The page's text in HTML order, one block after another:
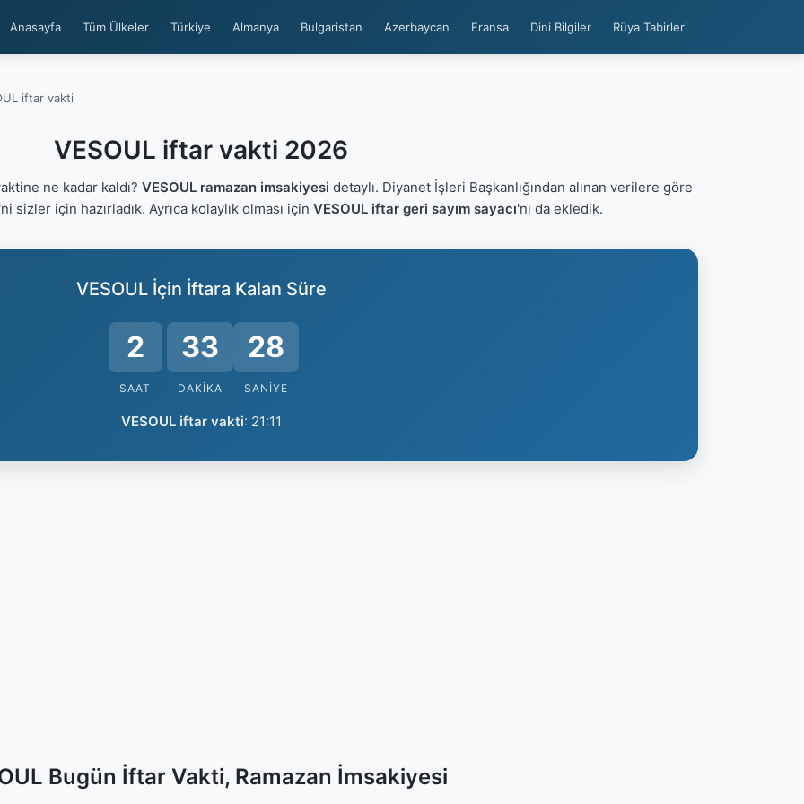
Anasayfa Tüm Ülkeler Türkiye Almanya Bulgaristan Azerbaycan Fransa Dini Bilgiler Rüya Tabirleri
iftar vakti
VESOUL iftar vakti 2026
ne kadar kaldı? VESOUL ramazan imsakiyesi detaylı. Diyanet İşleri Başkanlığından alınan verilere göre
sizler için hazırladık. Ayrıca kolaylık olması için VESOUL iftar geri sayım sayacı'nı da ekledik.
VESOUL İçin İftara Kalan Süre
2
SAAT
33
DAKIKA
27
SANIYE
VESOUL iftar vakti: 21:11
Bugün İftar Vakti, Ramazan İmsakiyesi